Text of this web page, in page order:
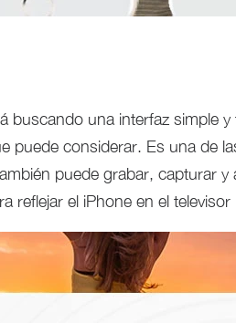
buscando una interfaz simple
puede considerar. Es una de
puede grabar, capturar
reflejar el iPhone en el televisor